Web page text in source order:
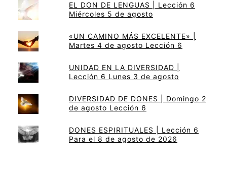
EL DON DE LENGUAS | Lección 6
Miércoles 5 de agosto
«UN CAMINO MÁS EXCELENTE» |
Martes 4 de agosto Lección 6
UNIDAD EN LA DIVERSIDAD |
Lección 6 Lunes 3 de agosto
DIVERSIDAD DE DONES | Domingo 2
de agosto Lección 6
DONES ESPIRITUALES | Lección 6
Para el 8 de agosto de 2026